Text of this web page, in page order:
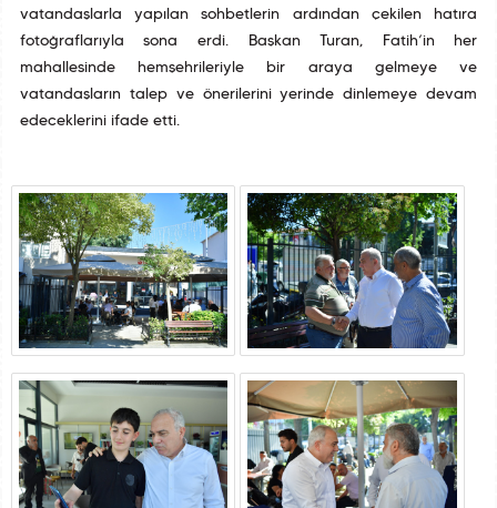
vatandaşlarla yapılan sohbetlerin ardından çekilen hatıra
fotoğraflarıyla sona erdi. Başkan Turan, Fatih’in her
mahallesinde hemşehrileriyle bir araya gelmeye ve
vatandaşların talep ve önerilerini yerinde dinlemeye devam
edeceklerini ifade etti.